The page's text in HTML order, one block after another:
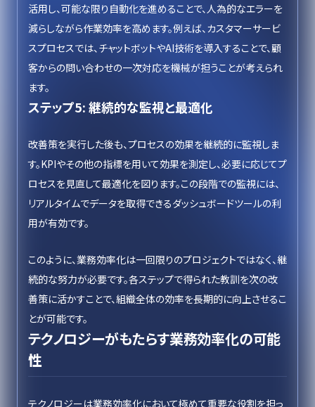
活用し、可能な限り自動化を進めることで、人為的なエラーを
減らしながら作業効率を高めます。例えば、カスタマーサービ
スプロセスでは、チャットボットやAI技術を導入することで、顧
客からの問い合わせの一次対応を機械が担うことが考えられ
ます。
ステップ5: 継続的な監視と最適化
改善策を実行した後も、プロセスの効果を継続的に監視しま
す。KPIやその他の指標を用いて効果を測定し、必要に応じてプ
ロセスを見直して最適化を図ります。この段階での監視には、
リアルタイムでデータを取得できるダッシュボードツールの利
用が有効です。
このように、業務効率化は一回限りのプロジェクトではなく、継
続的な努力が必要です。各ステップで得られた教訓を次の改
善策に活かすことで、組織全体の効率を長期的に向上させるこ
とが可能です。
テクノロジーがもたらす業務効率化の可能
性
テクノロジーは業務効率化において極めて重要な役割を担っ